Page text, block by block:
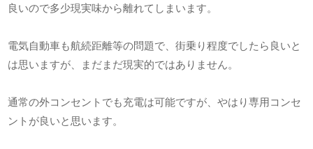
良いので多少現実味から離れてしまいます。
電気自動車も航続距離等の問題で、街乗り程度でしたら良いと
は思いますが、まだまだ現実的ではありません。
通常の外コンセントでも充電は可能ですが、やはり専用コンセ
ントが良いと思います。